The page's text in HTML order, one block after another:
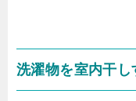
洗濯物を室内干し